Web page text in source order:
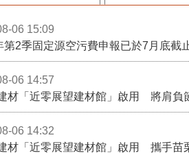
06 15:09
06 14:57
材「近零展望建材館」啟用 將肩負
06 14:32
材「近零展望建材館」啟用 攜手苗